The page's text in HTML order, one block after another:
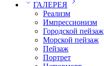
ГАЛЕРЕЯ
Реализм
Импрессионизм
Городской пейзаж
Морской пейзаж
Пейзаж
Портрет